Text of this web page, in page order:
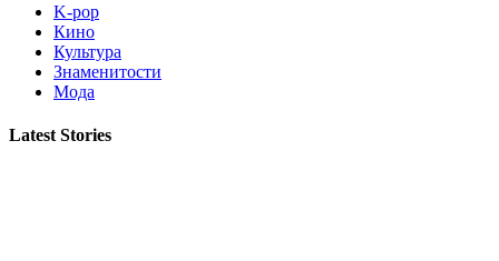
K-pop
Кино
Культура
Знаменитости
Мода
Latest Stories